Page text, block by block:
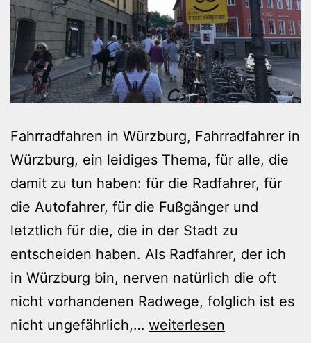
Fahrradfahren in Würzburg, Fahrradfahrer in
Würzburg, ein leidiges Thema, für alle, die
damit zu tun haben: für die Radfahrer, für
die Autofahrer, für die Fußgänger und
letztlich für die, die in der Stadt zu
entscheiden haben. Als Radfahrer, der ich
in Würzburg bin, nerven natürlich die oft
nicht vorhandenen Radwege, folglich ist es
nicht ungefährlich,… Verhärtete
weiterlesen